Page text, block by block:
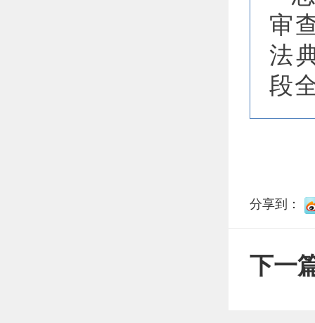
审
法
段
分享到：
下一